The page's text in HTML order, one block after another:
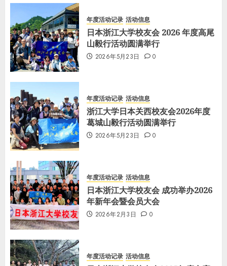
年度活动记录 活动信息
日本浙江大学校友会 2026 年度高尾
山毅行活动圆满举行
2026年5月23日 0
年度活动记录 活动信息
浙江大学日本关西校友会2026年度
葛城山毅行活动圆满举行
2026年5月23日 0
年度活动记录 活动信息
日本浙江大学校友会 成功举办2026
年新年会暨会员大会
2026年2月3日 0
年度活动记录 活动信息